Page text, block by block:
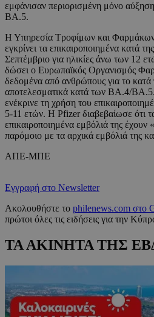
εμφάνισαν περιορισμένη μόνο
ΒΑ.5.
Η Υπηρεσία Τροφίμων και
εγκρίνει τα επικαιροποιημένα κατά
Σεπτέμβριο για ηλικίες άνω των 12
δώσει ο Ευρωπαϊκός Οργανισμός
δεδομένα από ανθρώπους για το κατά
αποτελεσματικά κατά των ΒΑ.4/
ενέκρινε τη χρήση του
5-11 ετών. Η Pfizer διαβεβαίωσε ότι
επικαιροποιημένα εμβόλιά της έχουν
παρόμοιο με τα αρχικά εμβόλιά της
ΑΠΕ-ΜΠΕ
Εγγραφή στο Newsletter
Ακολουθήστε το philenews.com στο
πρώτοι όλες τις ειδήσεις για την
ΤΑ ΑΚΙΝΗΤΑ ΤΗΣ